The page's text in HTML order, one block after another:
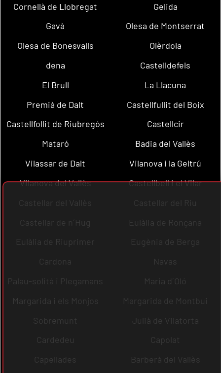
Cornellà de Llobregat
Gelida
Gavà
Olesa de Montserrat
Olesa de Bonesvalls
Olèrdola
dena
Castelldefels
El Brull
La Llacuna
Premià de Dalt
Castellfullit del Boix
Castellfollit de Riubregós
Castellcir
Mataró
Badia del Vallès
Vilassar de Dalt
Vilanova i la Geltrú
Vilanova del Vallès
Castellbell i el Vilar
Castellar del Vallès
Castellar del Riu
Castellar de n´Hug
Eulàlia de Ronçana
Eulàlia de Riuprimer
Eugènia de Berga
Cardona
Navas
Palau-solità i Plegamans
Maria d´Oló
Margarida i els Monjos
Margarida de Montbui
Sobremunt
Julià de Vilatorta
Cardedeu
Capolat
Capellades
Barberà del Vallès